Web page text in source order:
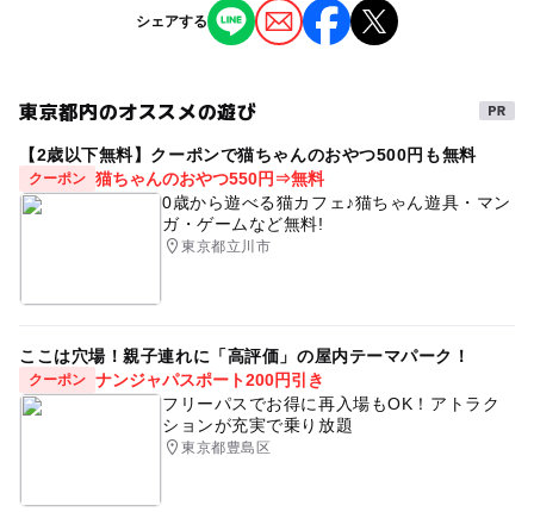
予約ページ
予約はこちらから
シェアする
東京都内のオススメの遊び
【2歳以下無料】クーポンで猫ちゃんのおやつ500円も無料
クーポン 猫ちゃんのおやつ550円⇒無料
0歳から遊べる猫カフェ♪猫ちゃん遊具・マン
ガ・ゲームなど無料!
東京都立川市
ここは穴場！親子連れに「高評価」の屋内テーマパーク！
クーポン ナンジャパスポート200円引き
フリーパスでお得に再入場もOK！アトラク
ションが充実で乗り放題
東京都豊島区